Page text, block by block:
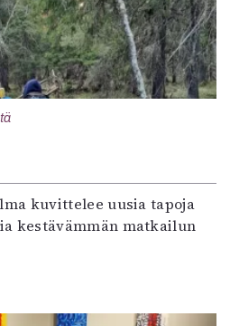
kuvittelee uusia tapoja
kestävämmän matkailun